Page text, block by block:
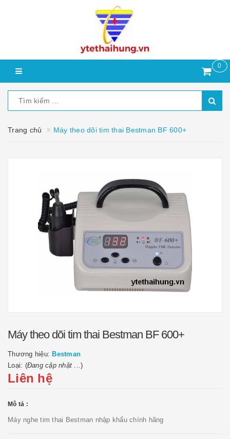
0
Trang chủ Máy theo dõi tim thai Bestman BF 600+
Máy theo dõi tim thai Bestman BF 600+
Thương hiệu: Bestman
Loại: (Đang cập nhật ...)
Liên hệ
Mô tả :
Máy nghe tim thai Bestman nhập khẩu chính hãng